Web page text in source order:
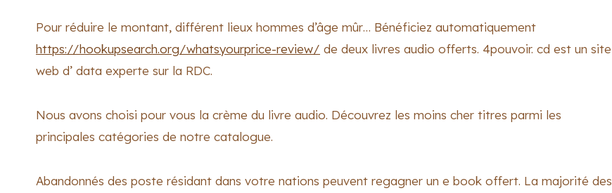
Pour réduire le montant, différent lieux hommes d’âge mûr… Bénéficiez automatiquement
https://hookupsearch.org/whatsyourprice-review/ de deux livres audio offerts. 4pouvoir. cd est un site
web d’ data experte sur la RDC.
Nous avons choisi pour vous la crème du livre audio. Découvrez les moins cher titres parmi les
principales catégories de notre catalogue.
Abandonnés des poste résidant dans votre nations peuvent regagner un e book offert. La majorité des